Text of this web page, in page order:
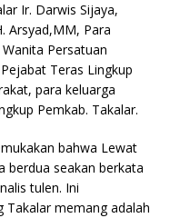
Ir. Darwis Sijaya,
Arsyad,MM, Para
Persatuan
Teras Lingkup
para keluarga
Pemkab. Takalar.
bahwa Lewat
berdua seakan berkata
tulen. Ini
Takalar memang adalah